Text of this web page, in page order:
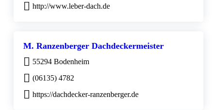
http://www.leber-dach.de
M. Ranzenberger Dachdeckermeister
55294 Bodenheim
(06135) 4782
https://dachdecker-ranzenberger.de